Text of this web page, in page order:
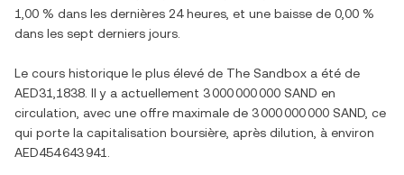
1,00 % dans les dernières 24 heures, et une baisse de 0,00 %
dans les sept derniers jours.
Le cours historique le plus élevé de The Sandbox a été de
AED31,1838 . Il y a actuellement 3 000 000 000 SAND en
circulation, avec une offre maximale de 3 000 000 000 SAND , ce
qui porte la capitalisation boursière, après dilution, à environ
AED454 643 941